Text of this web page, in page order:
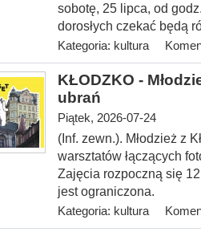
sobotę, 25 lipca, od
dorosłych czekać będą
Kategoria: kultura
KŁODZKO -
ubrań
Piątek, 2026-07-24
(Inf. zewn.). Młodzież z
warsztatów łączących
Zajęcia rozpoczną się
jest ograniczona.
Kategoria: kultura